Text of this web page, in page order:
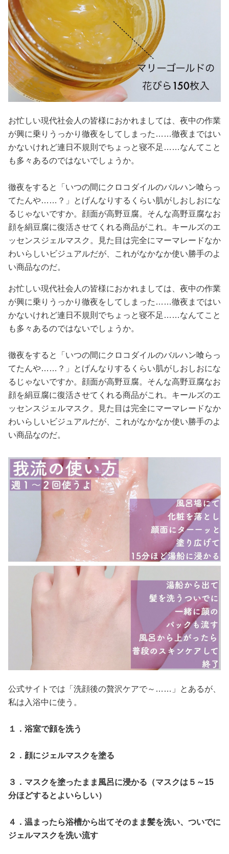
お忙しい現代社会人の皆様におかれましては、夜中の作業
が興に乗りうっかり徹夜をしてしまった……徹夜まではい
かないけれど連日不規則でちょっと寝不足……なんてこと
も多々あるのではないでしょうか。
徹夜をすると「いつの間にクロコダイルのバルハン喰らっ
てたんや……？」とげんなりするくらい肌がしおしおにな
るじゃないですか。顔面が高野豆腐。そんな高野豆腐なお
顔を絹豆腐に復活させてくれる商品がこれ。キールズのエ
ッセンスジェルマスク。見た目は完全にマーマレードなか
わいらしいビジュアルだが、これがなかなか使い勝手のよ
い商品なのだ。
お忙しい現代社会人の皆様におかれましては、夜中の作業
が興に乗りうっかり徹夜をしてしまった……徹夜まではい
かないけれど連日不規則でちょっと寝不足……なんてこと
も多々あるのではないでしょうか。
徹夜をすると「いつの間にクロコダイルのバルハン喰らっ
てたんや……？」とげんなりするくらい肌がしおしおにな
るじゃないですか。顔面が高野豆腐。そんな高野豆腐なお
顔を絹豆腐に復活させてくれる商品がこれ。キールズのエ
ッセンスジェルマスク。見た目は完全にマーマレードなか
わいらしいビジュアルだが、これがなかなか使い勝手のよ
い商品なのだ。
公式サイトでは「洗顔後の贅沢ケアで～……」とあるが、
私は入浴中に使う。
１．浴室で顔を洗う
２．顔にジェルマスクを塗る
３．マスクを塗ったまま風呂に浸かる（マスクは５～15
分ほどするとよいらしい）
４．温まったら浴槽から出てそのまま髪を洗い、ついでに
ジェルマスクを洗い流す